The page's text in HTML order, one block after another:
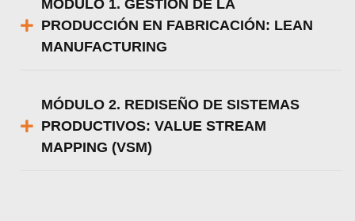
MÓDULO 1. GESTIÓN DE LA
PRODUCCIÓN EN FABRICACIÓN: LEAN
MANUFACTURING
MÓDULO 2. REDISEÑO DE SISTEMAS
PRODUCTIVOS: VALUE STREAM
MAPPING (VSM)